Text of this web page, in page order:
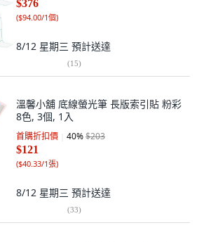
$376
($94.00/1個)
8/12 星期三 預計送達
(15)
溫馨小舖 底線螢光筆 長版索引貼 粉彩
8色, 3個, 1入
首購折扣價 40%$203
$121
($40.33/1張)
8/12 星期三 預計送達
(33)